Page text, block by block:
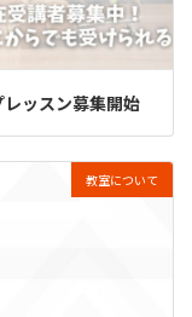
レッスン募集開始
教室について